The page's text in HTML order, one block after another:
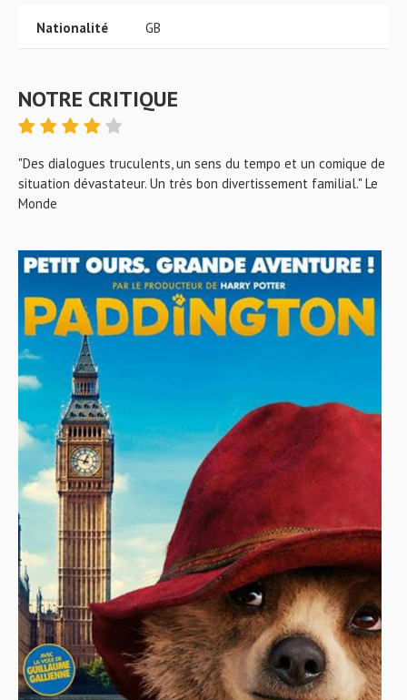
Nationalité GB
NOTRE CRITIQUE
"Des dialogues truculents, un sens du tempo et un comique de
situation dévastateur. Un très bon divertissement familial." Le
Monde